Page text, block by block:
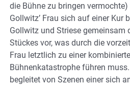
die Bühne zu bringen
Gollwitz’ Frau sich auf einer Kur
Gollwitz und Striese gemeinsam
Stückes vor, was durch die
Frau letztlich zu einer
Bühnenkatastrophe führen
begleitet von Szenen einer sich